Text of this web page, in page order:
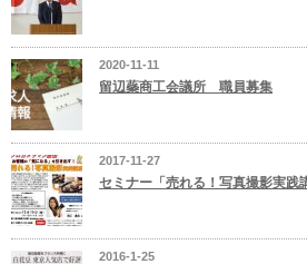
2020-11-11
留辺蘂商工会議所 職員募集
2017-11-27
セミナー「売れる！写真撮影実践
2016-1-25